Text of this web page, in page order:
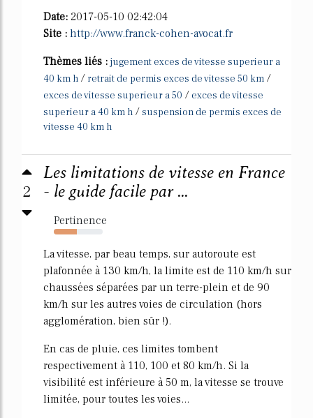
Date: 2017-05-10 02:42:04
Site : http://www.franck-cohen-avocat.fr
Thèmes liés : jugement exces de vitesse superieur a
40 km h / retrait de permis exces de vitesse 50 km /
exces de vitesse superieur a 50 / exces de vitesse
superieur a 40 km h /suspension de permis exces de
vitesse 40 km h
2
Les limitations de vitesse en France
- le guide facile par ...
Pertinence
47%
La vitesse, par beau temps, sur autoroute est
plafonnée à 130 km/h, la limite est de 110 km/h sur
chaussées séparées par un terre-plein et de 90
km/h sur les autres voies de circulation (hors
agglomération, bien sûr !).
En cas de pluie, ces limites tombent
respectivement à 110, 100 et 80 km/h. Si la
visibilité est inférieure à 50 m, la vitesse se trouve
limitée, pour toutes les voies...